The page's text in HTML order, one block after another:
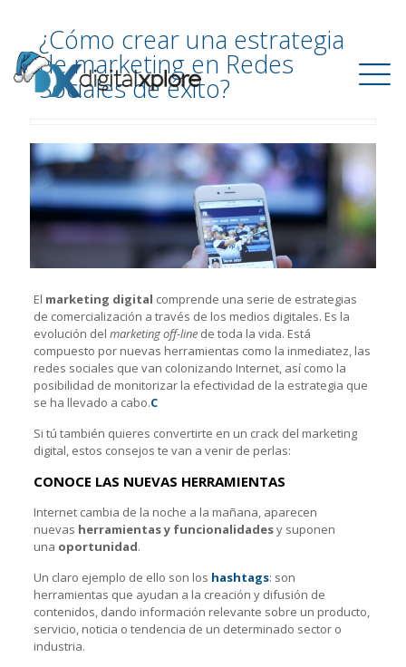
¿Cómo crear una estrategia
de marketing en Redes
Sociales de éxito?
El marketing digital comprende una serie de estrategias
de comercialización a través de los medios digitales. Es la
evolución del marketing off-linede toda la vida. Está
compuesto por nuevas herramientas como la inmediatez, las
redes sociales que van colonizando Internet, así como la
posibilidad de monitorizar la efectividad de la estrategia que
se ha llevado a cabo.C
Si tú también quieres convertirte en un crack del marketing
digital, estos consejos te van a venir de perlas:
CONOCE LAS NUEVAS HERRAMIENTAS
Internet cambia de la noche a la mañana, aparecen
nuevas herramientas y funcionalidadesy suponen
una oportunidad.
Un claro ejemplo de ello son los hashtags: son
herramientas que ayudan a la creación y difusión de
contenidos, dando información relevante sobre un producto,
servicio, noticia o tendencia de un determinado sector o
industria.